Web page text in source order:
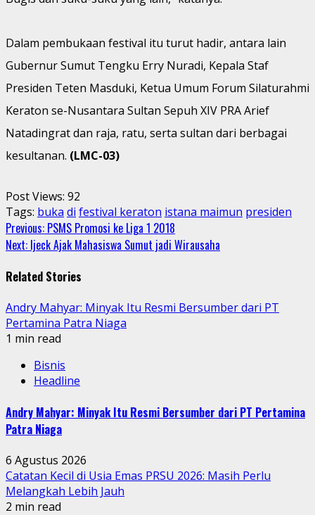
Dalam pembukaan festival itu turut hadir, antara lain
Gubernur Sumut Tengku Erry Nuradi, Kepala Staf
Presiden Teten Masduki, Ketua Umum Forum Silaturahmi
Keraton se-Nusantara Sultan Sepuh XIV PRA Arief
Natadingrat dan raja, ratu, serta sultan dari berbagai
kesultanan. (LMC-03)
Post Views: 92
Tags: buka di festival keraton istana maimun presiden
Continue
Reading
Previous: PSMS Promosi ke Liga 1 2018
Next: Ijeck Ajak Mahasiswa Sumut jadi Wirausaha
Related Stories
Andry Mahyar: Minyak Itu Resmi Bersumber dari PT
Pertamina Patra Niaga
1 min read
Bisnis
Headline
Andry Mahyar: Minyak Itu Resmi Bersumber dari PT Pertamina
Patra Niaga
6 Agustus 2026
Catatan Kecil di Usia Emas PRSU 2026: Masih Perlu
Melangkah Lebih Jauh
2 min read